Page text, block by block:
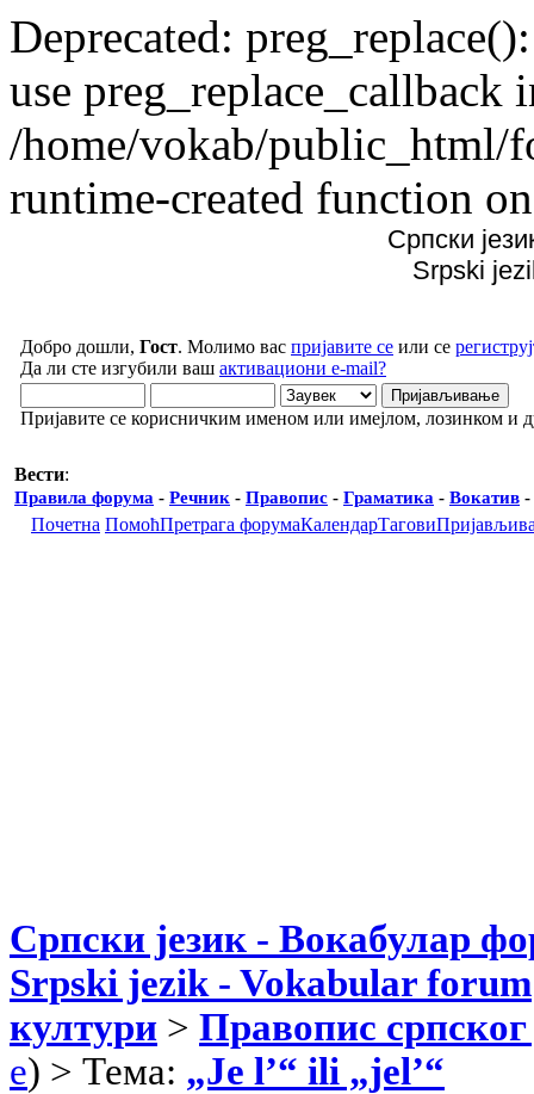
Deprecated:
use preg_replace_callback
/home/vokab/public_html/
runtime-created function
Српски
Srpski
Добро дошли, Гост. Молимо вас пријавите се или се
Да ли сте изгубили ваш активациони e-mail?
Пријавите се корисничким именом или имејлом, лозинком и
Вести:
Правила форума - Речник - Правопис - Граматика - Вокатив -
Почетна ПомоћПретрага форумаКалендарТагови
Српски језик - Вокабулар
Srpski jezik - Vokabular forum
култури > Правопис српског
e) > Тема: „Je l’“ ili „jel’“